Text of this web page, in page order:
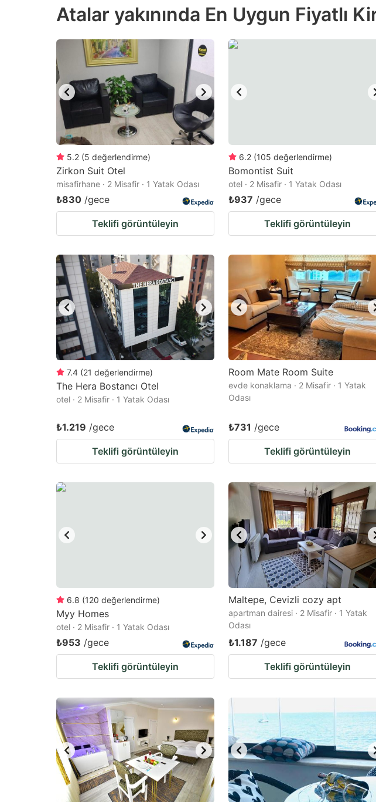
the
mark
key
to
get
the
keyboard
shortcuts
for
changing
dates.
the
shortcuts
for
changing
dates.
Atalar yakınında En Uygun Fiyatlı
5.2 (5 değerlendirme)
Zirkon Suit Otel
misafirhane · 2 Misafir · 1 Yatak Odası
₺830 /gece
Teklifi görüntüleyin
6.2 (105 değerlendirme)
Bomontist Suit
otel · 2 Misafir · 1 Yatak Odası
₺937 /gece
Teklifi görüntüleyin
7.4 (21 değerlendirme)
The Hera Bostancı Otel
otel · 2 Misafir · 1 Yatak Odası
₺1.219 /gece
Teklifi görüntüleyin
Room Mate Room Suite
evde konaklama · 2 Misafir · 1 Yatak
Odası
₺731 /gece
Teklifi görüntüleyin
6.8 (120 değerlendirme)
Myy Homes
otel · 2 Misafir · 1 Yatak Odası
₺953 /gece
Teklifi görüntüleyin
Maltepe, Cevizli cozy apt
apartman dairesi · 2 Misafir · 1 Yatak
Odası
₺1.187 /gece
Teklifi görüntüleyin